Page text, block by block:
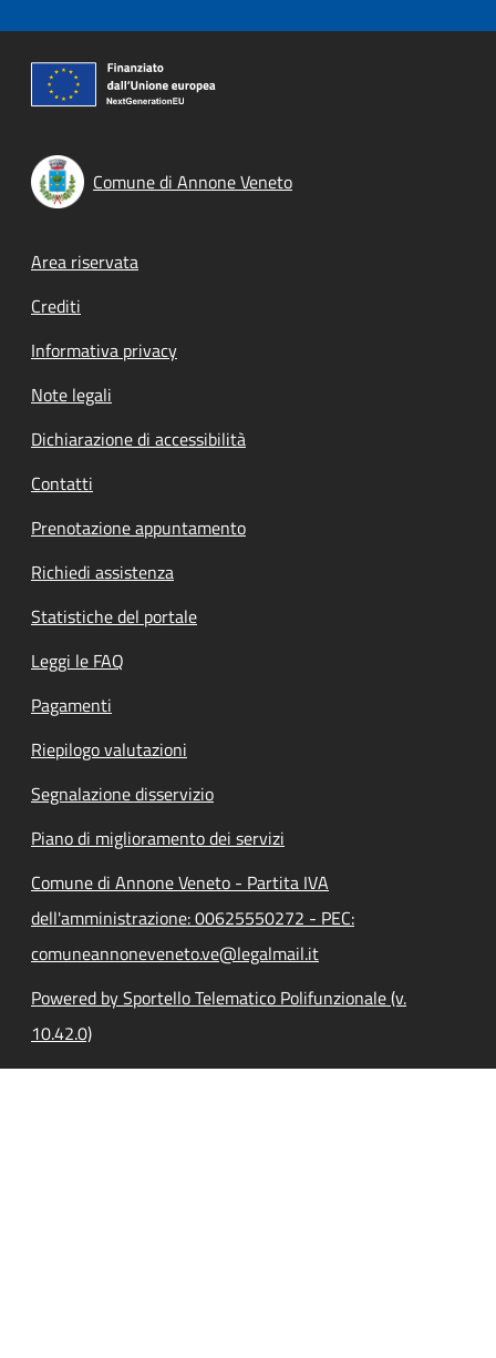
Comune di Annone Veneto
Footer menu
Area riservata
Crediti
Informativa privacy
Note legali
Dichiarazione di accessibilità
Contatti
Prenotazione appuntamento
Richiedi assistenza
Statistiche del portale
Leggi le FAQ
Pagamenti
Riepilogo valutazioni
Segnalazione disservizio
Piano di miglioramento dei servizi
Comune di Annone Veneto - Partita IVA
dell'amministrazione: 00625550272 - PEC:
comuneannoneveneto.ve@legalmail.it
Powered by Sportello Telematico Polifunzionale (v.
10.42.0)